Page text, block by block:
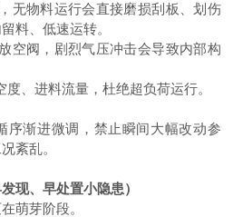
无物料运行会直接磨损刮板、划伤
料、低速运转。
空阀，剧烈气压冲击会导致内部构
、进料流量，杜绝超负荷运行。
序渐进微调，禁止瞬间大幅改动参
紊乱。
现、早处置小隐患）
萌芽阶段。